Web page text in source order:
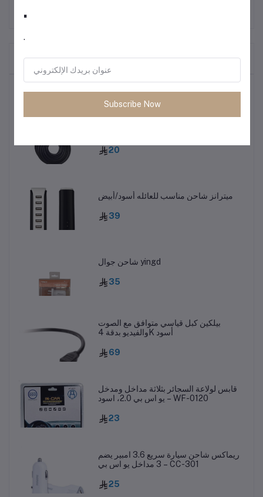
المنتجات التي يتم شراؤها بشكل متكرر
أكثر المنتجات مبيعًا
20
ميترانز شاحن مناسب للعائله أسود/أبيض
39
شاحن جوال yingd
35
بيلكين كبل قياسي متوافق مع الصوت
والفيديو بدقة 4K أسود
69
قابس لولاعة السجائر بثلاثة مداخل ومدخل
يو اس بي 2.0، اسود – WF-0120
23
ريماكس شاحن سيارة سريع 3.6 امبير يضم
3 مداخل يو اس بي – CC-301
25
.
.
Subscribe Now